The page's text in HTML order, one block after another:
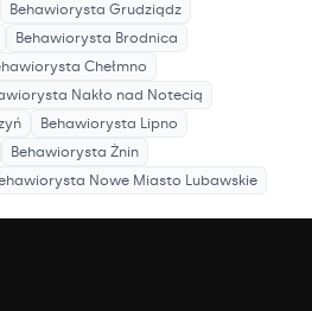
Behawiorysta Grudziądz
Behawiorysta Brodnica
Chełmno
Nakło nad Notecią
Behawiorysta Lipno
Behawiorysta Żnin
Nowe Miasto Lubawskie